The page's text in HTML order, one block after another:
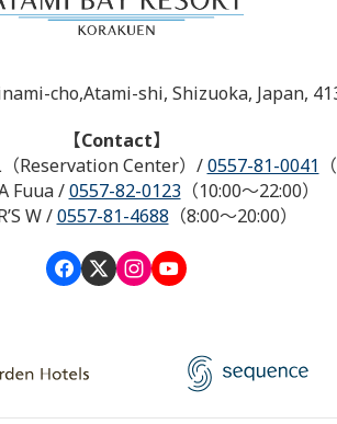
cho,Atami-shi, Shizuoka, Japan,
【Contact】
Reservation Center） / 0557-81-0041
Fuua/ 0557-82-0123（10:00～22:00）
W/ 0557-81-4688 （8:00～20:00）